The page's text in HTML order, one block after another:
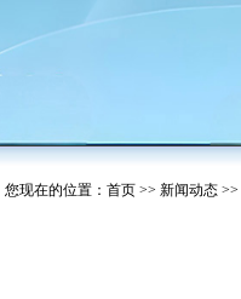
您现在的位置： 首页 >> 新闻动态 >>